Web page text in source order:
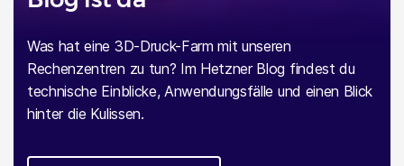
Was hat eine 3D-Druck-Farm mit unseren
Rechenzentren zu tun? Im Hetzner Blog findest du
technische Einblicke, Anwendungsfälle und einen Blick
hinter die Kulissen.